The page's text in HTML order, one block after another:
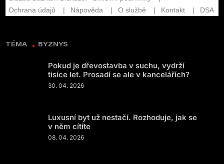
TÉMA BYZNYS
Pokud je dřevostavba v suchu, vydrží
tisíce let. Prosadí se ale v kancelářích?
30. 04. 2026
Luxusní byt už nestačí. Rozhoduje, jak se
v něm cítíte
08. 04. 2026